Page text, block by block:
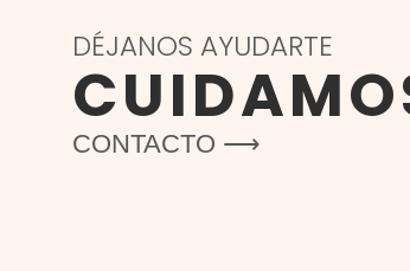
DÉJANOS AYUDARTE
CONTACTO ⟶